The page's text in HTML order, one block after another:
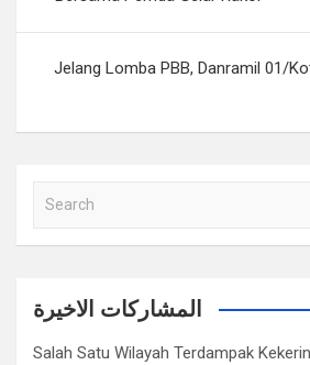
Jelang Lomba PBB, Danramil 01/
a
c
المشاركات الاخيرة
Salah Satu Wilayah Terdampak